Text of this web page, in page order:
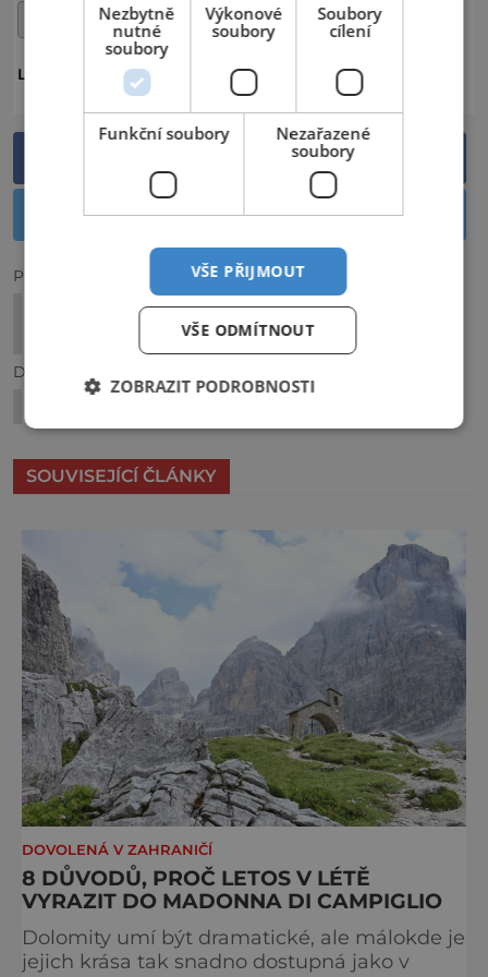
TYROLSKO
LOKALITA: RAKOUSKO TYROLSKO
Sdílet na Facebooku
Sdílet na Twitteru
Předchozí článek
Sjezdové tratě v Jeseníkách: Tohle jsou naše
Další článek
SOUVISEJÍCÍ ČLÁNKY
DOVOLENÁ V ZAHRANIČÍ
8 DŮVODŮ, PROČ LETOS V LÉTĚ
VYRAZIT DO MADONNA DI CAMPIGLIO
Dolomity umí být dramatické, ale málokde je
jejich krása tak snadno dostupná jako v
Nezbytně
nutné
soubory
Výkonové
soubory
Soubory
cílení
Funkční soubory
Nezařazené
soubory
VŠE PŘIJMOUT
VŠE ODMÍTNOUT
ZOBRAZIT PODROBNOSTI